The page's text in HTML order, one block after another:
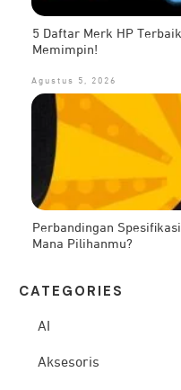
5 Daftar Merk HP
Memimpin!
Agustus 5, 2026
Perbandingan
Mana Pilihanmu?
CATEG ORIES
AI
Aksesoris